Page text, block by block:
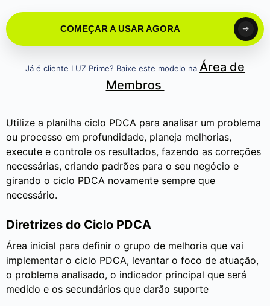
COMEÇAR A USAR AGORA
Já é cliente LUZ Prime? Baixe este modelo na Área de
Membros
Utilize a planilha ciclo PDCA para analisar um problema
ou processo em profundidade, planeja melhorias,
execute e controle os resultados, fazendo as correções
necessárias, criando padrões para o seu negócio e
girando o ciclo PDCA novamente sempre que
necessário.
Diretrizes do Ciclo PDCA
Área inicial para definir o grupo de melhoria que vai
implementar o ciclo PDCA, levantar o foco de atuação,
o problema analisado, o indicador principal que será
medido e os secundários que darão suporte